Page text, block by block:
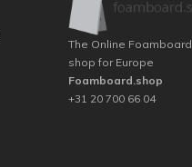
The Online Foamboard
shop for Europe
Foamboard.shop
+31 20 700 66 04